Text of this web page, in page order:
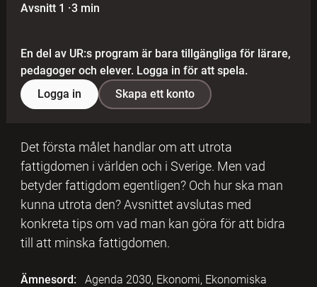
Avsnitt 1 ·3 min
En del av UR:s program är bara tillgängliga för lärare,
pedagoger och elever. Logga in för att spela.
Logga in
Skapa ett konto
Det första målet handlar om att utrota
fattigdomen i världen och i Sverige. Men vad
betyder fattigdom egentligen? Och hur ska man
kunna utrota den? Avsnittet avslutas med
konkreta tips om vad man kan göra för att bidra
till att minska fattigdomen.
Ämnesord:
Agenda 2030, Ekonomi, Ekonomiska